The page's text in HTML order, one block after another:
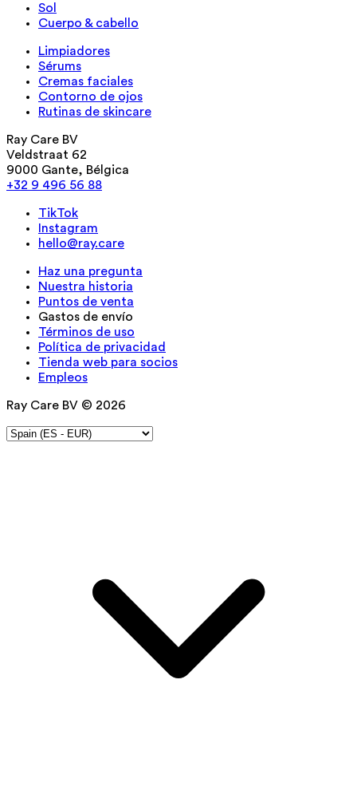
Sol
Cuerpo & cabello
Limpiadores
Sérums
Cremas faciales
Contorno de ojos
Rutinas de skincare
Ray Care BV
Veldstraat 62
9000 Gante, Bélgica
+32 9 496 56 88
TikTok
Instagram
hello@ray.care
Haz una pregunta
Nuestra historia
Puntos de venta
Gastos de envío
Términos de uso
Política de privacidad
Tienda web para socios
Empleos
Ray Care BV © 2026